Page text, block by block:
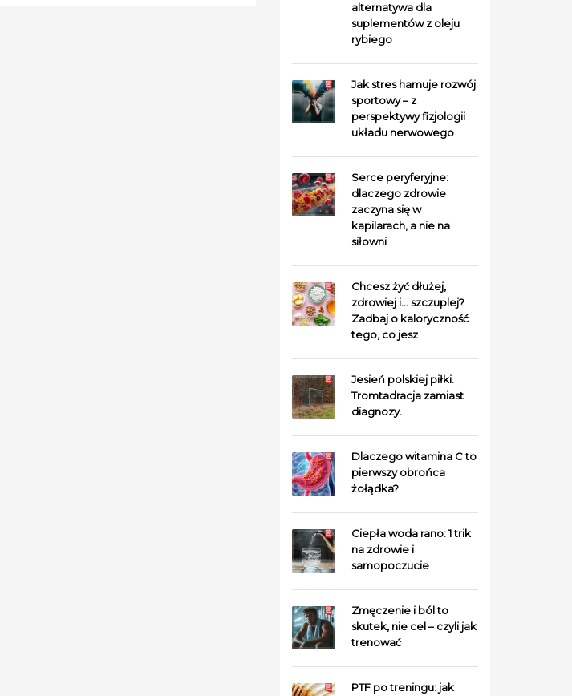
alternatywa dla
suplementów z oleju
rybiego
Jak stres hamuje rozwój
sportowy – z
perspektywy fizjologii
układu nerwowego
Serce peryferyjne:
dlaczego zdrowie
zaczyna się w
kapilarach, a nie na
siłowni
Chcesz żyć dłużej,
zdrowiej i… szczuplej?
Zadbaj o kaloryczność
tego, co jesz
Jesień polskiej piłki.
Tromtadracja zamiast
diagnozy.
Dlaczego witamina C to
pierwszy obrońca
żołądka?
Ciepła woda rano: 1 trik
na zdrowie i
samopoczucie
Zmęczenie i ból to
skutek, nie cel – czyli jak
trenować
PTF po treningu: jak